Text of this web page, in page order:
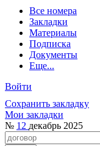
Все номера
Закладки
Материалы
Подписка
Документы
Еще...
Войти
Сохранить закладку
Мои закладки
№ 12 декабрь 2025